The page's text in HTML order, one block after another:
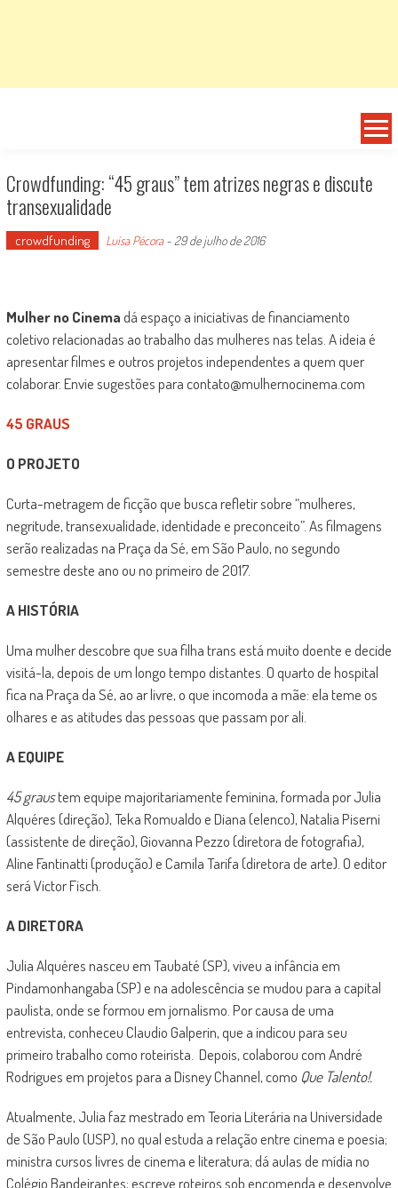
Crowdfunding: “45 graus” tem atrizes negras e discute
transexualidade
crowdfunding Luísa Pécora- 29 de julho de 2016
Mulher no Cinemadá espaço a iniciativas de financiamento
coletivo relacionadas ao trabalho das mulheres nas telas. A ideia é
apresentar filmes e outros projetos independentes a quem quer
colaborar. Envie sugestões para contato@mulhernocinema.com
45 GRAUS
O PROJETO
Curta-metragem de ficção que busca refletir sobre “mulheres,
negritude, transexualidade, identidade e preconceito”. As filmagens
serão realizadas na Praça da Sé, em São Paulo, no segundo
semestre deste ano ou no primeiro de 2017.
A HISTÓRIA
Uma mulher descobre que sua filha trans está muito doente e decide
visitá-la, depois de um longo tempo distantes. O quarto de hospital
fica na Praça da Sé, ao ar livre, o que incomoda a mãe: ela teme os
olhares e as atitudes das pessoas que passam por ali.
A EQUIPE
45 graustem equipe majoritariamente feminina, formada por Julia
Alquéres (direção), Teka Romualdo e Diana (elenco), Natalia Piserni
(assistente de direção), Giovanna Pezzo (diretora de fotografia),
Aline Fantinatti (produção) e Camila Tarifa (diretora de arte). O editor
será Victor Fisch.
A DIRETORA
Julia Alquéres nasceu em Taubaté (SP), viveu a infância em
Pindamonhangaba (SP) e na adolescência se mudou para a capital
paulista, onde se formou em jornalismo. Por causa de uma
entrevista, conheceu Claudio Galperin, que a indicou para seu
primeiro trabalho como roteirista. Depois, colaborou com André
Rodrigues em projetos para a Disney Channel, como Que Talento!.
Atualmente, Julia faz mestrado em Teoria Literária na Universidade
de São Paulo (USP), no qual estuda a relação entre cinema e poesia;
ministra cursos livres de cinema e literatura; dá aulas de mídia no
Colégio Bandeirantes; escreve roteiros sob encomenda e desenvolve